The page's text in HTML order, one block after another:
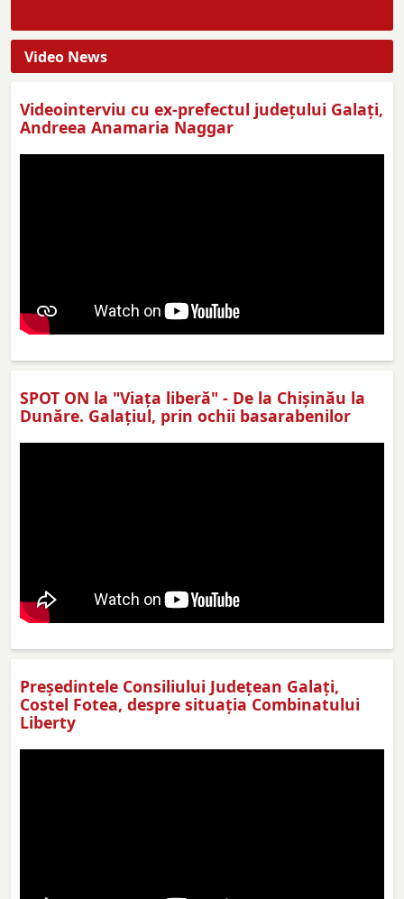
Video News
Videointerviu cu ex-prefectul judeţului Galaţi,
Andreea Anamaria Naggar
SPOT ON la "Viaţa liberă" - De la Chișinău la
Dunăre. Galațiul, prin ochii basarabenilor
Preşedintele Consiliului Judeţean Galaţi,
Costel Fotea, despre situaţia Combinatului
Liberty